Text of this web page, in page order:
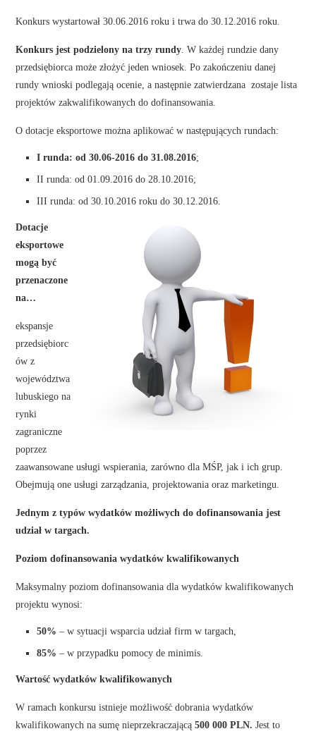
Konkurs wystartował 30.06.2016 roku i trwa do 30.12.2016 roku.
Konkurs jest podzielony na trzy rundy. W każdej rundzie dany
przedsiębiorca może złożyć jeden wniosek. Po zakończeniu danej
rundy wnioski podlegają ocenie, a następnie zatwierdzana zostaje lista
projektów zakwalifikowanych do dofinansowania.
O dotacje eksportowe można aplikować w następujących rundach:
I runda: od 30.06-2016 do 31.08.2016;
II runda: od 01.09.2016 do 28.10.2016;
III runda: od 30.10.2016 roku do 30.12.2016.
Dotacje
eksportowe
mogą być
przenaczone
na…
ekspansje
przedsiębiorc
ów z
województwa
lubuskiego na
rynki
zagraniczne
poprzez
zaawansowane usługi wspierania, zarówno dla MŚP, jak i ich grup.
Obejmują one usługi zarządzania, projektowania oraz marketingu.
Jednym z typów wydatków możliwych do dofinansowania jest
udział w targach.
Poziom dofinansowania wydatków kwalifikowanych
Maksymalny poziom dofinansowania dla wydatków kwalifikowanych
projektu wynosi:
50% – w sytuacji wsparcia udział firm w targach,
85% – w przypadku pomocy de minimis.
Wartość wydatków kwalifikowanych
W ramach konkursu istnieje możliwość dobrania wydatków
kwalifikowanych na sumę nieprzekraczającą500 000 PLN.Jest to